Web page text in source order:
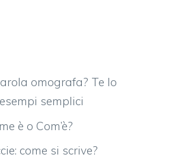
omografa? Te lo
semplici
è o Com’è?
come si scrive?